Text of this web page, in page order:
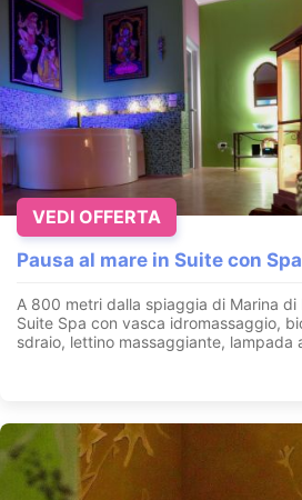
Pausa al mare in Suite con
A 800 metri dalla spiaggia di Marina di
Suite Spa con vasca idromassaggio,
sdraio, lettino massaggiante, lampada
VEDI OFFERTA